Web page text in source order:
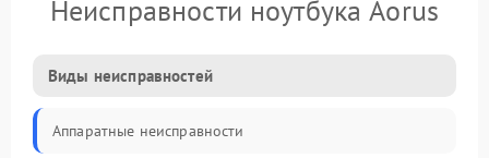
Неисправности ноутбука Aorus
Виды неисправностей
Аппаратные неисправности